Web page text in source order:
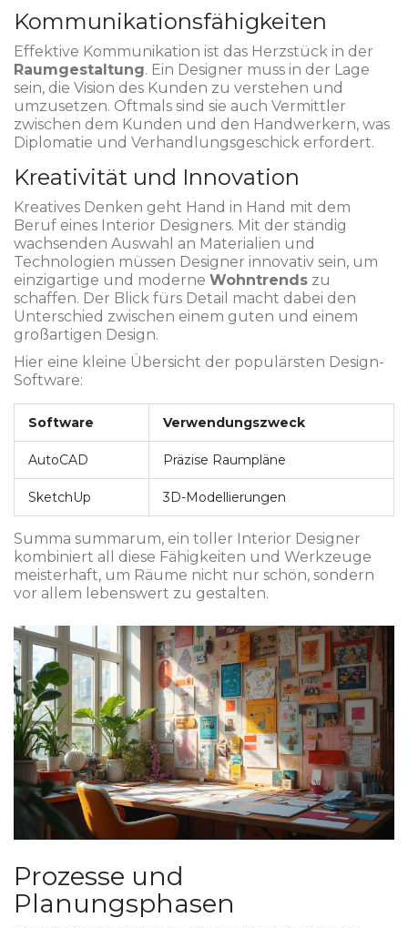
Kommunikationsfähigkeiten
Effektive Kommunikation ist das Herzstück in der
Raumgestaltung. Ein Designer muss in der Lage
sein, die Vision des Kunden zu verstehen und
umzusetzen. Oftmals sind sie auch Vermittler
zwischen dem Kunden und den Handwerkern, was
Diplomatie und Verhandlungsgeschick erfordert.
Kreativität und Innovation
Kreatives Denken geht Hand in Hand mit dem
Beruf eines Interior Designers. Mit der ständig
wachsenden Auswahl an Materialien und
Technologien müssen Designer innovativ sein, um
einzigartige und moderne Wohntrends zu
schaffen. Der Blick fürs Detail macht dabei den
Unterschied zwischen einem guten und einem
großartigen Design.
Hier eine kleine Übersicht der populärsten Design-
Software:
Software Verwendungszweck
AutoCAD Präzise Raumpläne
SketchUp 3D-Modellierungen
Summa summarum, ein toller Interior Designer
kombiniert all diese Fähigkeiten und Werkzeuge
meisterhaft, um Räume nicht nur schön, sondern
vor allem lebenswert zu gestalten.
Prozesse und
Planungsphasen